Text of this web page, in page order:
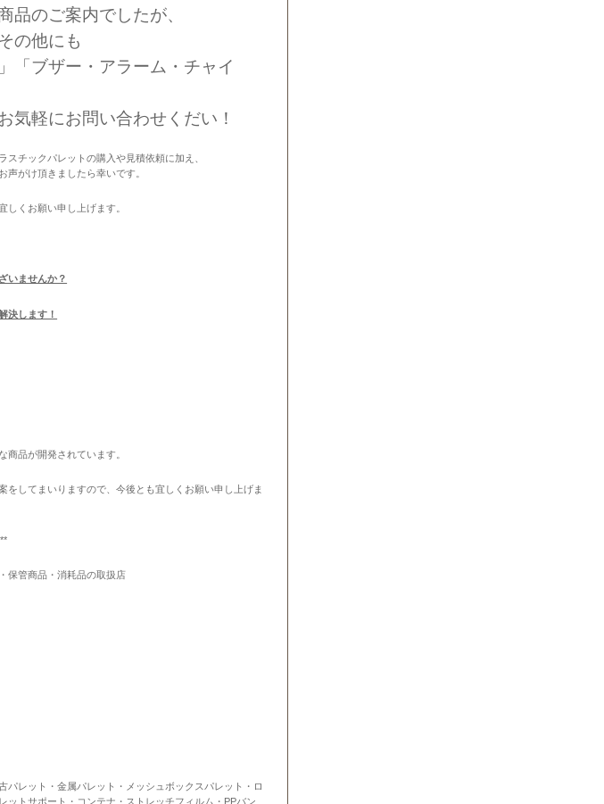
品のご案内でしたが、
の他にも
「ブザー・アラーム・チャイ
気軽にお問い合わせくだい！
チックパレットの購入や見積依頼に加え、
声がけ頂きましたら幸いです。
しくお願い申し上げます。
いませんか？
決します！
商品が開発されています。
してまいりますので、今後とも宜しくお願い申し上げま
保管商品・消耗品の取扱店
レット・金属パレット・メッシュボックスパレット・ロ
ットサポート・コンテナ・ストレッチフィルム・PPバン